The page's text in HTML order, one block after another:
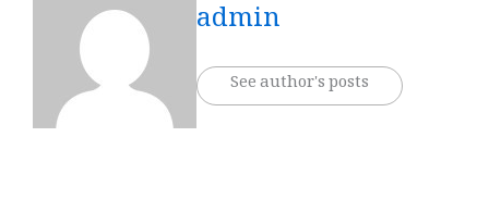
admin
See author's posts